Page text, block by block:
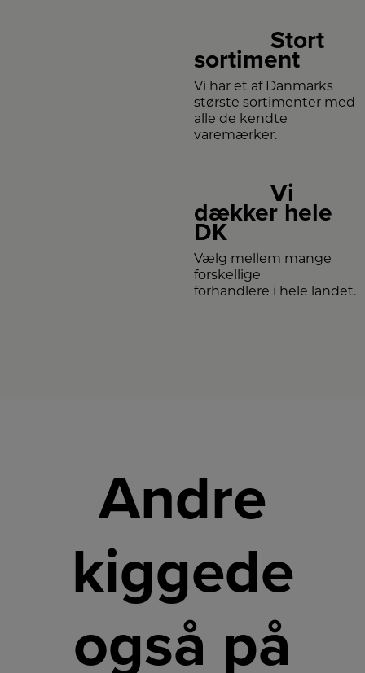
Stort
sortiment
Vi har et af Danmarks
største sortimenter med
alle de kendte
varemærker.
Vi
dækker hele
DK
Vælg mellem mange
forskellige
forhandlere i hele landet.
Andre
kiggede
også på